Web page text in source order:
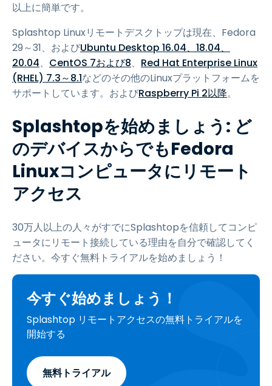
以上に簡単です。
Splashtop Linuxリモートデスクトップは現在、Fedora
29～31、およびUbuntu Desktop 16.04、18.04、
20.04、 CentOS 7および8、 Red Hat Enterprise Linux
(RHEL) 7.3～8.1などのその他のLinuxプラットフォームを
サポートしています。およびRaspberry Pi 2以降。
Splashtopを始めましょう: ど
のデバイスからでもFedora
Linuxコンピュータにリモート
アクセス
30万人以上の人々がすでにSplashtopを信頼してコンピ
ュータにリモート接続している理由を自分で確認してく
ださい。今すぐ無料トライアルを始めましょう！
今すぐ始めましょう！
Splashtop リモートアクセスの無料トライアルを
開始する
無料トライアル